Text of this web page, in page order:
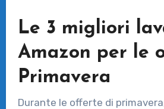
Le 3 migliori
Amazon per le
Primavera
Durante le offerte di